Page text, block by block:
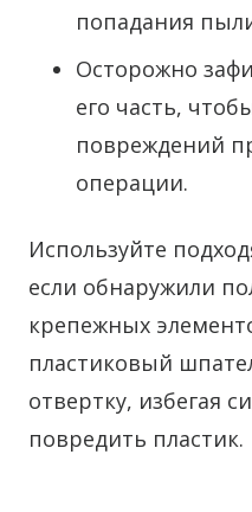
попадания
Осторожно
его часть,
повреждений
операции.
Используйте
если обнаружили
крепежных
пластиковый
отвертку, избегая
повредить пластик.